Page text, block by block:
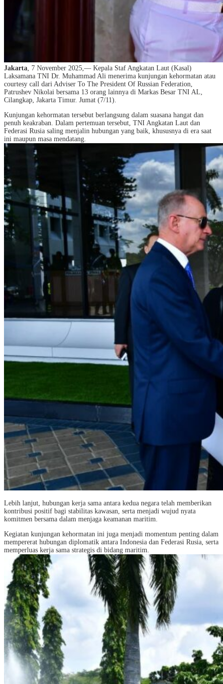
Jakarta , 7 November 2025,— Kepala Staf Angkatan Laut (Kasal)
Laksamana TNI Dr. Muhammad Ali menerima kunjungan kehormatan atau
courtesy call dari Adviser To The President Of Russian Federation,
Patrushev Nikolai bersama 13 orang lainnya di Markas Besar TNI AL,
Cilangkap, Jakarta Timur. Jumat (7/11).
Kunjungan kehormatan tersebut berlangsung dalam suasana hangat dan
penuh keakraban. Dalam pertemuan tersebut, TNI Angkatan Laut dan
Federasi Rusia saling menjalin hubungan yang baik, khususnya di era saat
ini maupun masa mendatang.
Lebih lanjut, hubungan kerja sama antara kedua negara telah memberikan
kontribusi positif bagi stabilitas kawasan, serta menjadi wujud nyata
komitmen bersama dalam menjaga keamanan maritim.
Kegiatan kunjungan kehormatan ini juga menjadi momentum penting dalam
mempererat hubungan diplomatik antara Indonesia dan Federasi Rusia, serta
memperluas kerja sama strategis di bidang maritim.